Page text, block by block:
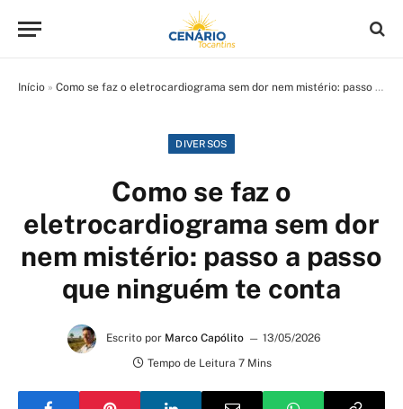
Início » Como se faz o eletrocardiograma sem dor nem mistério: passo a passo que ninguém te conta
DIVERSOS
Como se faz o
eletrocardiograma sem dor
nem mistério: passo a passo
que ninguém te conta
Escrito por Marco Capólito
13/05/2026
Tempo de Leitura 7 Mins